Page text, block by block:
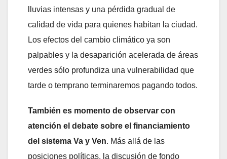
lluvias intensas y una pérdida gradual de
calidad de vida para quienes habitan la ciudad.
Los efectos del cambio climático ya son
palpables y la desaparición acelerada de áreas
verdes sólo profundiza una vulnerabilidad que
tarde o temprano terminaremos pagando todos.
También es momento de observar con
atención el debate sobre el financiamiento
del sistema Va y Ven. Más allá de las
posiciones políticas, la discusión de fondo